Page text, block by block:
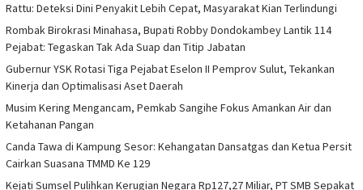
Rattu: Deteksi Dini Penyakit Lebih Cepat, Masyarakat Kian Terlindungi
Rombak Birokrasi Minahasa, Bupati Robby Dondokambey Lantik 114
Pejabat: Tegaskan Tak Ada Suap dan Titip Jabatan
Gubernur YSK Rotasi Tiga Pejabat Eselon II Pemprov Sulut, Tekankan
Kinerja dan Optimalisasi Aset Daerah
Musim Kering Mengancam, Pemkab Sangihe Fokus Amankan Air dan
Ketahanan Pangan
Canda Tawa di Kampung Sesor: Kehangatan Dansatgas dan Ketua Persit
Cairkan Suasana TMMD Ke 129
Kejati Sumsel Pulihkan Kerugian Negara Rp127,27 Miliar, PT SMB Sepakat